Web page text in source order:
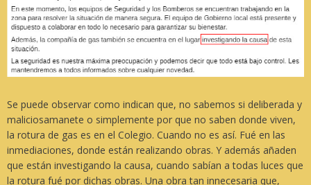
Se puede observar como indican que, no sabemos si deliberada y
maliciosamanete o simplemente por que no saben donde viven,
la rotura de gas es en el Colegio. Cuando no es así. Fué en las
inmediaciones, donde están realizando obras. Y además añaden
que están investigando la causa, cuando sabían a todas luces que
la rotura fué por dichas obras. Una obra tan innecesaria que,